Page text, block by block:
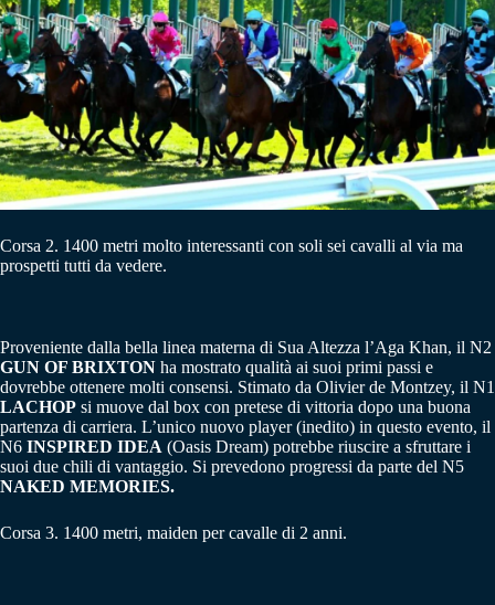
Corsa 2. 1400 metri molto interessanti con soli sei cavalli al via ma
prospetti tutti da vedere.
Proveniente dalla bella linea materna di Sua Altezza l’Aga Khan, il N2
GUN OF BRIXTON ha mostrato qualità ai suoi primi passi e
dovrebbe ottenere molti consensi. Stimato da Olivier de Montzey, il N1
LACHOP si muove dal box con pretese di vittoria dopo una buona
partenza di carriera. L’unico nuovo player (inedito) in questo evento, il
N6 INSPIRED IDEA (Oasis Dream) potrebbe riuscire a sfruttare i
suoi due chili di vantaggio. Si prevedono progressi da parte del N5
NAKED MEMORIES.
Corsa 3. 1400 metri, maiden per cavalle di 2 anni.